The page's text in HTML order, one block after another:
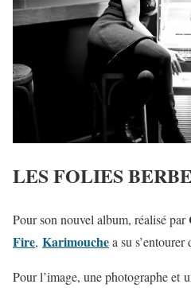
LES FOLIES
Pour son nouvel album, réalisé par
Fire, Karimouchea su s’entourer
Pour l’image, une photographe et